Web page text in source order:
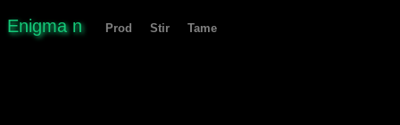
Enigma n Prod Stir Tame